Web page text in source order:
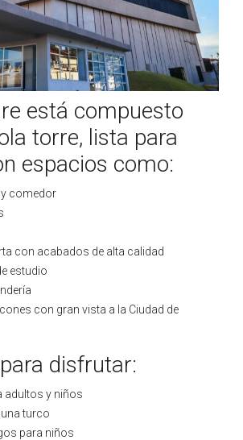
está compuesto
torre, lista para
espacios como:
comedor
con acabados de alta calidad
estudio
con gran vista a la Ciudad de
disfrutar:
adultos y niños
turco
para niños